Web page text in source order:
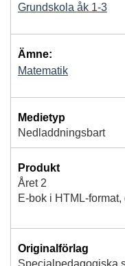
Grundskola åk 1-3
Ämne:
Matematik
Medietyp
Nedladdningsbart
Produkt
Året 2
E-bok i HTML-
Originalförlag